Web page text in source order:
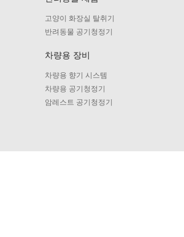
고양이 화장실 탈취기
반려동물 공기청정기
차량용 장비
차량용 향기 시스템
차량용 공기청정기
암레스트 공기청정기